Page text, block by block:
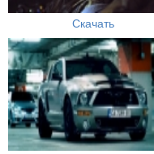
Скачать